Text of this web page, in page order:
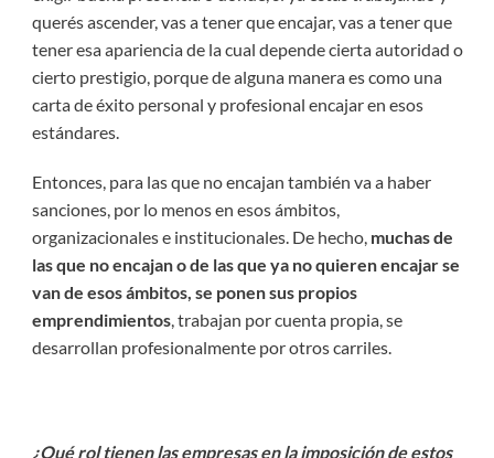
querés ascender, vas a tener que encajar, vas a tener que
tener esa apariencia de la cual depende cierta autoridad o
cierto prestigio, porque de alguna manera es como una
carta de éxito personal y profesional encajar en esos
estándares.
Entonces, para las que no encajan también va a haber
sanciones, por lo menos en esos ámbitos,
organizacionales e institucionales. De hecho, muchas de
las que no encajan o de las que ya no quieren encajar se
van de esos ámbitos, se ponen sus propios
emprendimientos, trabajan por cuenta propia, se
desarrollan profesionalmente por otros carriles.
¿Qué rol tienen las empresas en la imposición de estos